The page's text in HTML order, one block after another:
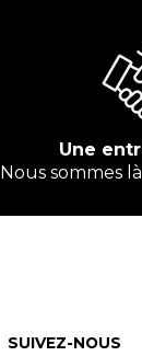
Une
Nous sommes
SUIVEZ-NOUS